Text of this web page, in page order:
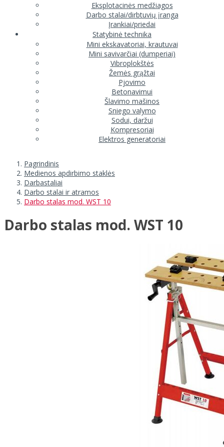
Eksplotacinės medžiagos
Darbo stalai/dirbtuvių įranga
Įrankiai/priedai
Statybinė technika
Mini ekskavatoriai, krautuvai
Mini savivarčiai (dumperiai)
Vibroplokštės
Žemės grąžtai
Pjovimo
Betonavimui
Šlavimo mašinos
Sniego valymo
Sodui, daržui
Kompresoriai
Elektros generatoriai
Pagrindinis
Medienos apdirbimo staklės
Darbastaliai
Darbo stalai ir atramos
Darbo stalas mod. WST 10
Darbo stalas mod. WST 10